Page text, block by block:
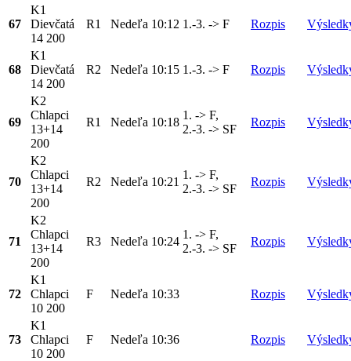
67
K1
Dievčatá
14 200
R1 Nedeľa 10:12 1.-3. -> F Rozpis
68
K1
Dievčatá
14 200
R2 Nedeľa 10:15 1.-3. -> F Rozpis
69
K2
Chlapci
13+14
200
R1 Nedeľa 10:18
1. -> F,
2.-3. -> SF
Rozpis
70
K2
Chlapci
13+14
200
R2 Nedeľa 10:21
1. -> F,
2.-3. -> SF
Rozpis
71
K2
Chlapci
13+14
200
R3 Nedeľa 10:24
1. -> F,
2.-3. -> SF
Rozpis
72
K1
Chlapci
10 200
F Nedeľa 10:33 Rozpis
73
K1
Chlapci
10 200
F Nedeľa 10:36 Rozpis